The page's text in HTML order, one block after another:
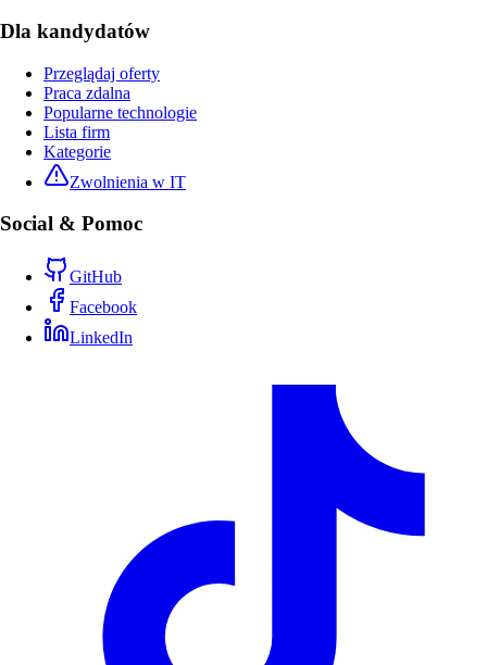
Dla kandydatów
Przeglądaj oferty
Praca zdalna
Popularne technologie
Lista firm
Kategorie
Zwolnienia w IT
Social & Pomoc
GitHub
Facebook
LinkedIn